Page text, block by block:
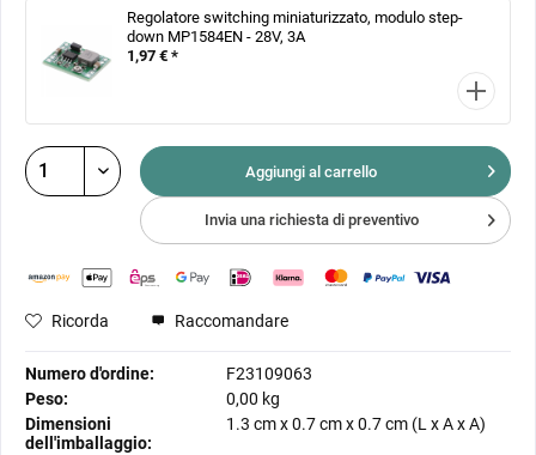
Regolatore switching miniaturizzato, modulo step-
down MP1584EN - 28V, 3A
1,97 € *
Aggiungi al carrello
Invia una richiesta di preventivo
Ricorda Raccomandare
Numero d'ordine:
F23109063
Peso:
0,00 kg
Dimensioni
dell'imballaggio:
1.3 cmx0.7 cmx0.7 cm (L x A x A)